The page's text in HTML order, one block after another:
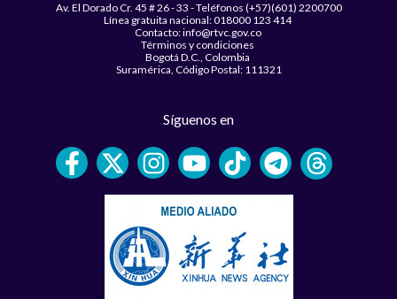
Av. El Dorado Cr. 45 # 26 - 33 - Teléfonos (+57)(601) 2200700
Línea gratuita nacional: 018000 123 414
Contacto: info@rtvc.gov.co
Términos y condiciones
Bogotá D.C., Colombia
Suramérica, Código Postal: 111321
Síguenos en